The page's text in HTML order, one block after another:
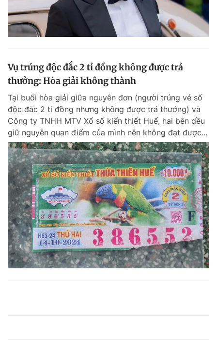
Vụ trúng độc đắc 2 tỉ đồng không được trả
thưởng: Hòa giải không thành
Tại buổi hòa giải giữa nguyên đơn (người trúng vé số
độc đắc 2 tỉ đồng nhưng không được trả thưởng) và
Công ty TNHH MTV Xổ số kiến thiết Huế, hai bên đều
giữ nguyên quan điểm của mình nên không đạt được...